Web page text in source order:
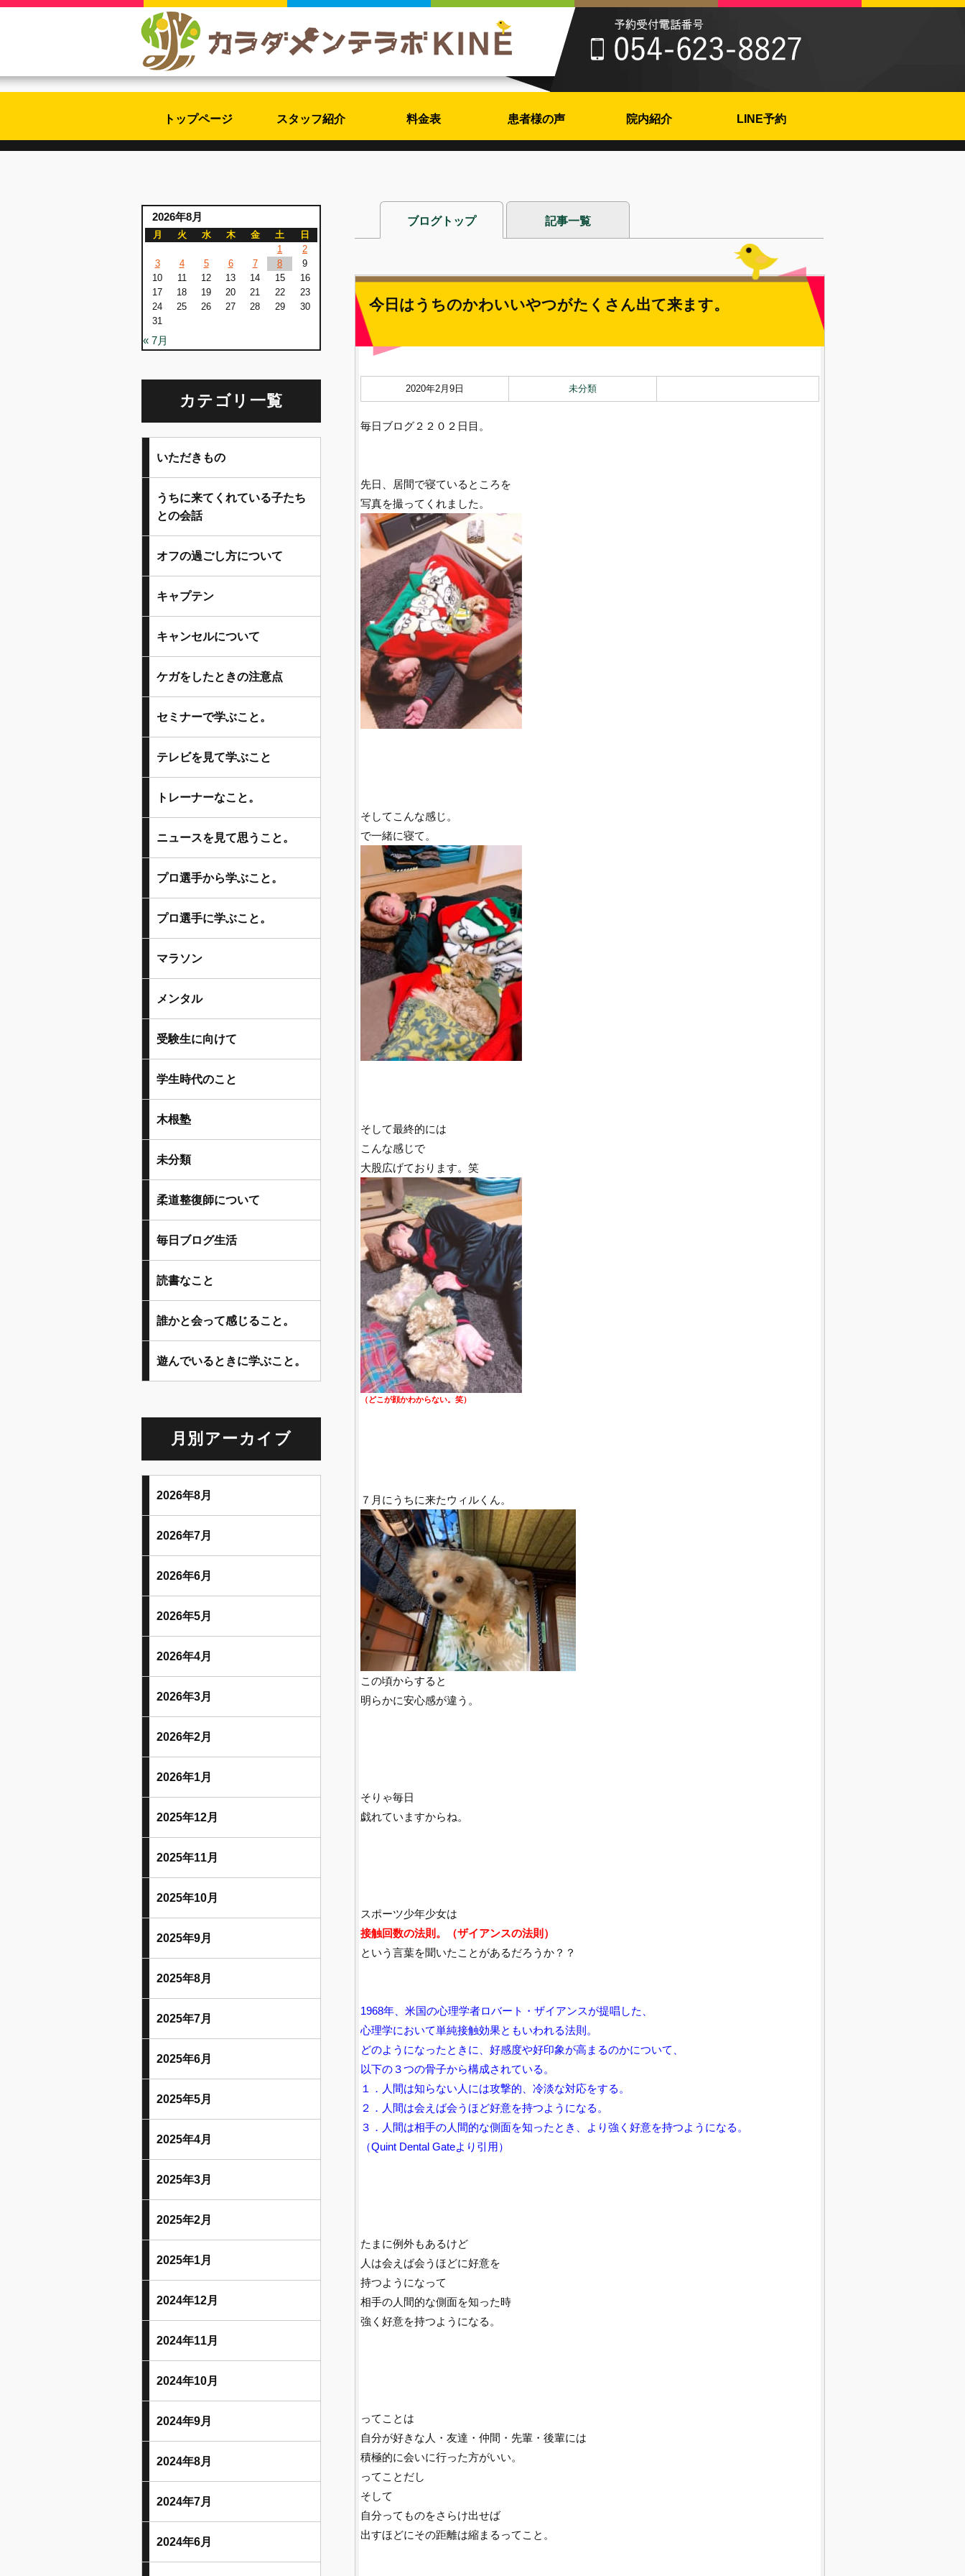
トップページ スタッフ紹介 料金表 患者様の声 院内紹介 LINE予約
ブログトップ 記事一覧
今日はうちのかわいいやつがたくさん出て来ます。
2020年2月9日 未分類
毎日ブログ２２０２日目。
先日、居間で寝ているところを
写真を撮ってくれました。
そしてこんな感じ。
で一緒に寝て。
そして最終的には
こんな感じで
大股広げております。笑
（どこが顔かわからない。笑）
７月にうちに来たウィルくん。
この頃からすると
明らかに安心感が違う。
そりゃ毎日
戯れていますからね。
スポーツ少年少女は
接触回数の法則。（ザイアンスの法則）
という言葉を聞いたことがあるだろうか？？
1968年、米国の心理学者ロバート・ザイアンスが提唱した、
心理学において単純接触効果ともいわれる法則。
どのようになったときに、好感度や好印象が高まるのかについて、
以下の３つの骨子から構成されている。
１．人間は知らない人には攻撃的、冷淡な対応をする。
２．人間は会えば会うほど好意を持つようになる。
３．人間は相手の人間的な側面を知ったとき、より強く好意を持つようになる。
（Quint Dental Gateより引用）
たまに例外もあるけど
人は会えば会うほどに好意を
持つようになって
相手の人間的な側面を知った時
強く好意を持つようになる。
ってことは
自分が好きな人・友達・仲間・先輩・後輩には
積極的に会いに行った方がいい。
ってことだし
そして
自分ってものをさらけ出せば
出すほどにその距離は縮まるってこと。
2026年8月
月 火 水 木 金 土
日
1
2
3
4 5 6 7 8
9
10
11 12 13 14 15
16
17
18 19 20 21 22
23
24
25 26 27 28 29
30
31
« 7月
カテゴリ一覧
いただきもの
うちに来てくれている子たち
との会話
オフの過ごし方について
キャプテン
キャンセルについて
ケガをしたときの注意点
セミナーで学ぶこと。
テレビを見て学ぶこと
トレーナーなこと。
ニュースを見て思うこと。
プロ選手から学ぶこと。
プロ選手に学ぶこと。
マラソン
メンタル
受験生に向けて
学生時代のこと
木根塾
未分類
柔道整復師について
毎日ブログ生活
読書なこと
誰かと会って感じること。
遊んでいるときに学ぶこと。
月別アーカイブ
2026年8月
2026年7月
2026年6月
2026年5月
2026年4月
2026年3月
2026年2月
2026年1月
2025年12月
2025年11月
2025年10月
2025年9月
2025年8月
2025年7月
2025年6月
2025年5月
2025年4月
2025年3月
2025年2月
2025年1月
2024年12月
2024年11月
2024年10月
2024年9月
2024年8月
2024年7月
2024年6月